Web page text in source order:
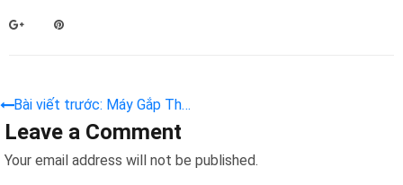
Bài viết trước: Máy Gắp Thú
Bông Colorful Galaxy III –
Phiên Bản Màu Tím – Lựa
Leave a Comment
Your email address will not be published.